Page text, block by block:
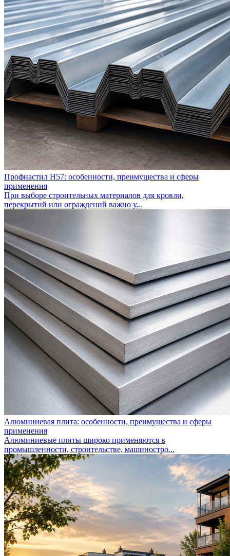
Профнастил Н57: особенности, преимущества и сферы
применения
При выборе строительных материалов для кровли,
перекрытий или ограждений важно у...
Алюминиевая плита: особенности, преимущества и сферы
применения
Алюминиевые плиты широко применяются в
промышленности, строительстве, машиностро...